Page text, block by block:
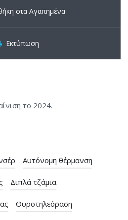
στα Αγαπημένα
Εκτύπωση
το 2024.
Αυτόνομη θέρμανση
Διπλά τζάμια
Θυροτηλεόραση